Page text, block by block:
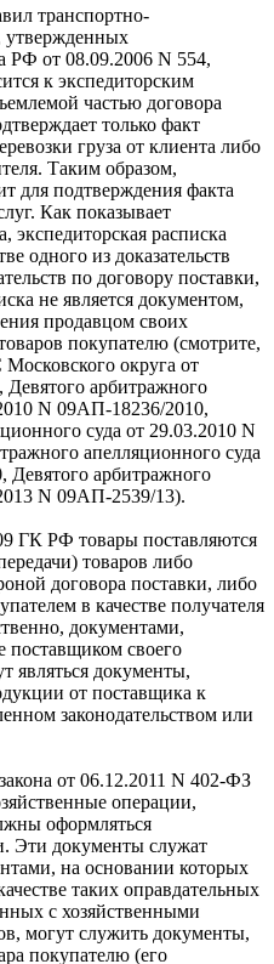
транспортно-
утвержденных
РФ от 08.09.2006 N 554,
к экспедиторским
частью договора
только факт
груза от клиента либо
Таким образом,
для подтверждения факта
Как показывает
экспедиторская расписка
одного из доказательств
по договору поставки,
не является документом,
продавцом своих
покупателю (смотрите,
округа от
арбитражного
N 09АП-18236/2010,
суда от 29.03.2010 N
апелляционного суда
арбитражного
N 09АП-2539/13).
ГК РФ товары поставляются
товаров либо
договора поставки, либо
в качестве получателя
документами,
своего
являться документы,
от поставщика к
законодательством или
от 06.12.2011 N 402-ФЗ
операции,
оформляться
Эти документы служат
на основании которых
таких оправдательных
с хозяйственными
могут служить документы,
покупателю (его